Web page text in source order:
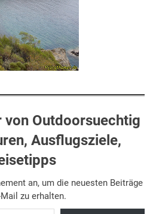
von Outdoorsuechtig
Ausflugsziele,
an, um die neuesten Beiträge
zu erhalten.